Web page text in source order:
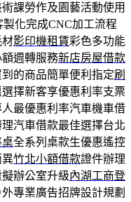
課勞作及園藝活動使用
製化完成CNC加工流程
材影印機租賃彩色多功能
週轉服務新店房屋借款
的商品簡單便利指定刷
擇新客享優惠利率支票
最優惠利率汽車機車借
汽車借款最佳選擇台北
桌全系列桌款生優惠遙控
異竹北小額借款證件辦理
辦公室升級內湖工商登
專業廣告招牌設計規劃